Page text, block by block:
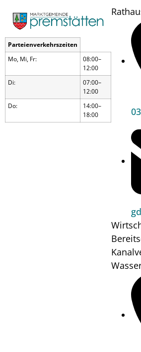
Parteienverkehrszeiten
Mo, Mi, Fr:
08:00–
12:00
Di:
07:00–
12:00
Do:
14:00–
18:00
Politik und
Unser
des
Bürgermeister Dr. Matthias
Anzahl der Mitglieder des
ist von
Der Gemeindevorstand der
5
mehrmals im Jahr bei nicht
in ihren Kompetenzbereich
Der Gemeindevorstand besteht
Bürgermeister, zwei
Gemeindekassier und einem
Gemeinderat zu wählenden
Unser Gemeindevorstand setzt